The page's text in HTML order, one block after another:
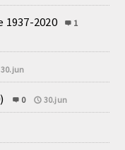
1937-2020
1
30.jun
0 30.jun